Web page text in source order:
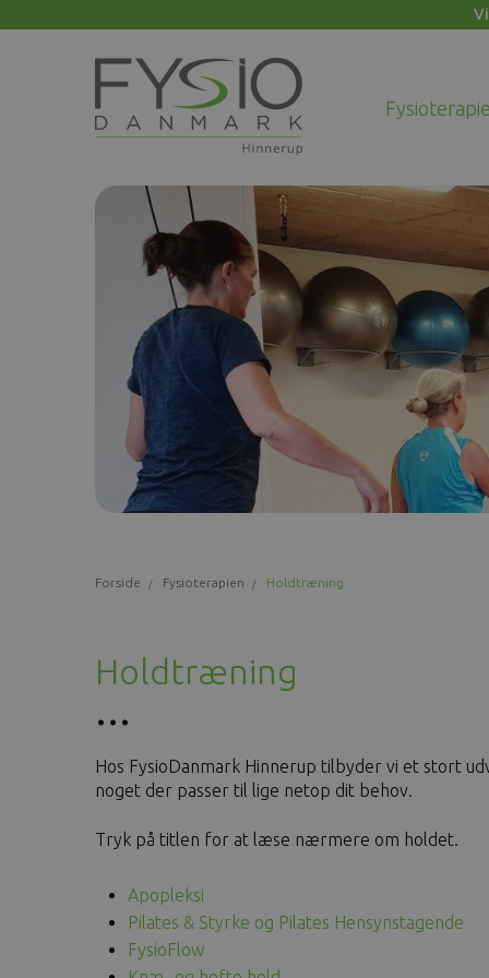
Forside Fysioterapien Holdtræning
Holdtræning
Hos FysioDanmark Hinnerup tilbyder vi et stort
noget der passer til lige netop dit behov.
Tryk på titlen for at læse nærmere om holdet.
Apopleksi
Pilates & Styrke og Pilates Hensynstagende
FysioFlow